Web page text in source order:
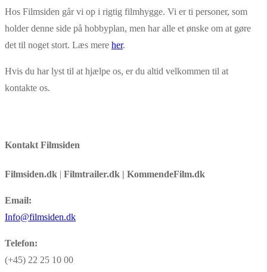
Hos Filmsiden går vi op i rigtig filmhygge. Vi er ti personer, som
holder denne side på hobbyplan, men har alle et ønske om at gøre
det til noget stort. Læs mere her.
Hvis du har lyst til at hjælpe os, er du altid velkommen til at
kontakte os.
Kontakt Filmsiden
Filmsiden.dk | Filmtrailer.dk | KommendeFilm.dk
Email:
Info@filmsiden.dk
Telefon:
(+45) 22 25 10 00